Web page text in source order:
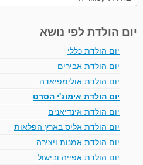
יום הולדת לפי נושא
יום הולדת כללי
יום הולדת אבירים
יום הולדת אולימפיאדה
יום הולדת אימוג'י הסרט
יום הולדת אינדיאנים
יום הולדת אליס בארץ הפלאות
יום הולדת אמנות ויצירה
יום הולדת אפייה ובישול